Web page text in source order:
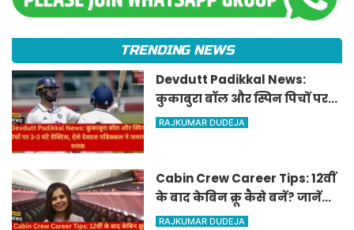
TRENDING NEWS
Devdutt Padikkal News:
कुकाबुरा बॉल और स्पिन पिचों पर
3-3 घंटे प्रैक्टिस, ऐसे देवदत्त
RAJKUMAR DUDEJA
Cabin Crew Career Tips: 12वीं
के बाद केबिन क्रू कैसे बनें? जानें
जरूरी स्किल्स, उम्र सीमा और इंटरव्यू
RAJKUMAR DUDEJA